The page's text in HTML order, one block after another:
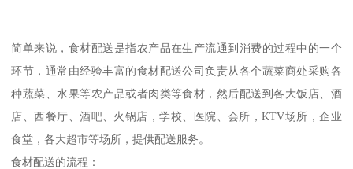
简单来说，食材配送是指农产品在生产流通到消费的过程中的一个
环节，通常由经验丰富的食材配送公司负责从各个蔬菜商处采购各
种蔬菜、水果等农产品或者肉类等食材，然后配送到各大饭店、酒
店、西餐厅、酒吧、火锅店，学校、医院、会所，KTV场所，企业
食堂，各大超市等场所，提供配送服务。
食材配送的流程：